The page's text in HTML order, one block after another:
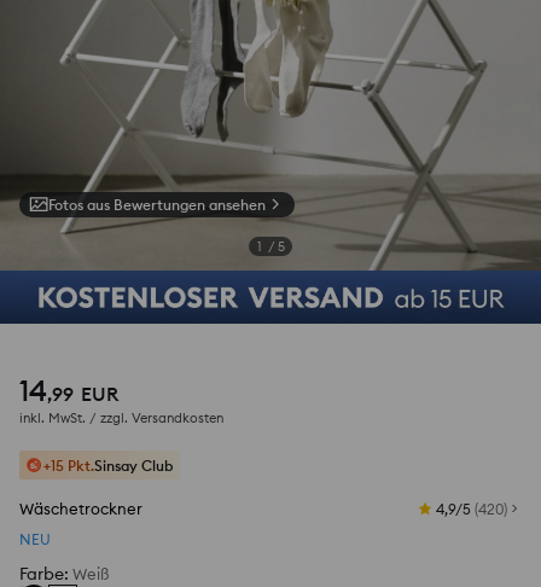
Fotos aus Bewertungen ansehen
1 / 5
14,99 EUR
inkl. MwSt. / zzgl. Versandkosten
+15 Pkt.Sinsay Club
Wäschetrockner 4,9/5 (420)
NEU
Farbe: Weiß